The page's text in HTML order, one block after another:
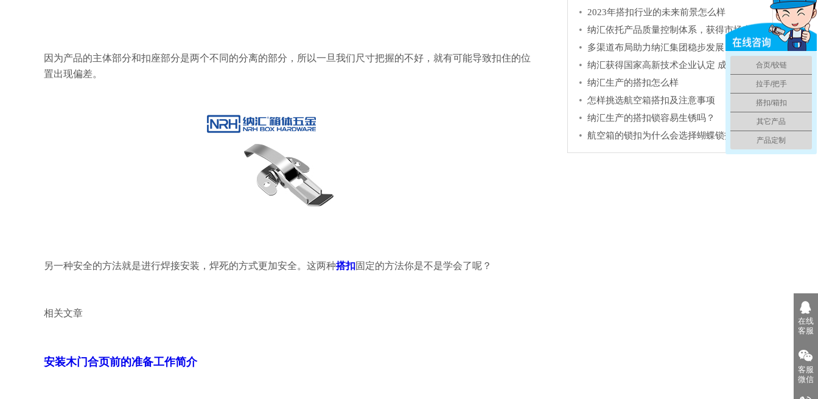
因为产品的主体部分和扣座部分是两个不同的分离的部分，所以一旦我们尺寸把握的不好，就有可能导致扣住的位
置出现偏差。
另一种安全的方法就是进行焊接安装，焊死的方式更加安全。这两种搭扣固定的方法你是不是学会了呢？
相关文章
安装木门合页前的准备工作简介
2023年搭扣行业的未来前景怎么样
纳汇依托产品质量控制体系，获得市场充...
多渠道布局助力纳汇集团稳步发展
纳汇获得国家高新技术企业认定 成为箱...
纳汇生产的搭扣怎么样
怎样挑选航空箱搭扣及注意事项
纳汇生产的搭扣锁容易生锈吗？
航空箱的锁扣为什么会选择蝴蝶锁扣
在线
客服
客服
微信
合页/铰链
拉手/把手
搭扣/箱扣
其它产品
产品定制